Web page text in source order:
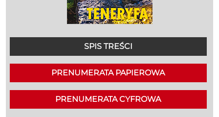
SPIS TREŚCI
PRENUMERATA PAPIEROWA
PRENUMERATA CYFROWA